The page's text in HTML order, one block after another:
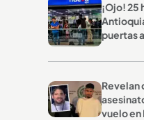
¡Ojo! 25
puertas
Revelan
vuelo en